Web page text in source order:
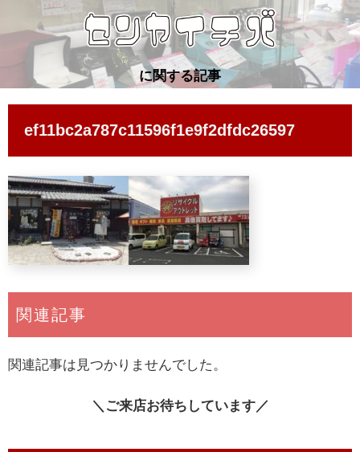
に関する記事
ef11bc2a787c11596f1e9f2dfdc26597
関連記事
関連記事は見つかりませんでした。
＼ご来店お待ちしています／